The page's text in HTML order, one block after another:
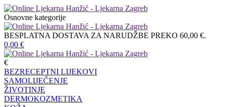
Osnovne kategorije
BESPLATNA DOSTAVA ZA NARUDŽBE PREKO 60,00 €.
0,00 €
€
BEZRECEPTNI LIJEKOVI
SAMOLIJEČENJE
ŽIVOTINJE
DERMOKOZMETIKA